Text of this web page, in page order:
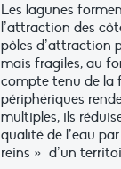
Les lagunes
l’attraction des
pôles d’attraction
mais fragiles, au
compte tenu de la
périphériques
multiples, ils
qualité de l’eau
reins » d’un